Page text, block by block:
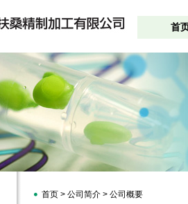
首
首页 > 公司简介 > 公司概要